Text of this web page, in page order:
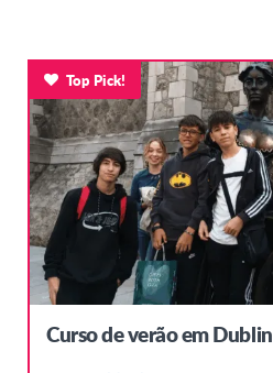
Curso de verão em Dublin
Top Pick!